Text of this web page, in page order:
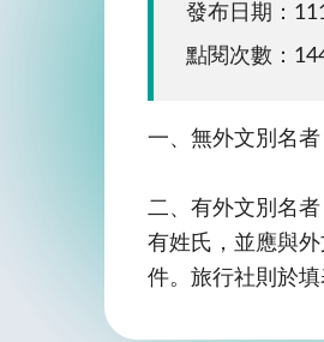
發布日期：
點閱次數：
一、無外文別名
二、有外文別名
有姓氏，並應與
件。旅行社則於